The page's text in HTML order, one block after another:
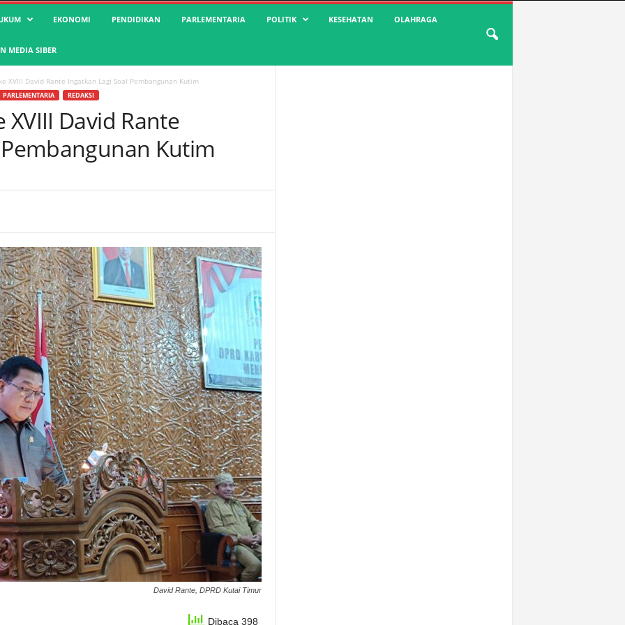
EKONOMI PENDIDIKAN PARLEMENTARIA POLITIK KESEHATAN OLAHRAGA
MEDIA SIBER
XVIII David Rante Ingatkan Lagi Soal Pembangunan Kutim
PARLEMENTARIA REDAKSI
XVIII David Rante
Kutim
David Rante, DPRD Kutai Timur
Dibaca 398